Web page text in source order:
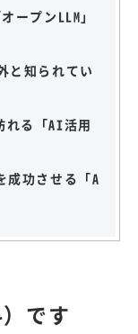
ープンLLM」
と知られてい
れる「AI活用
成功させる「A
です